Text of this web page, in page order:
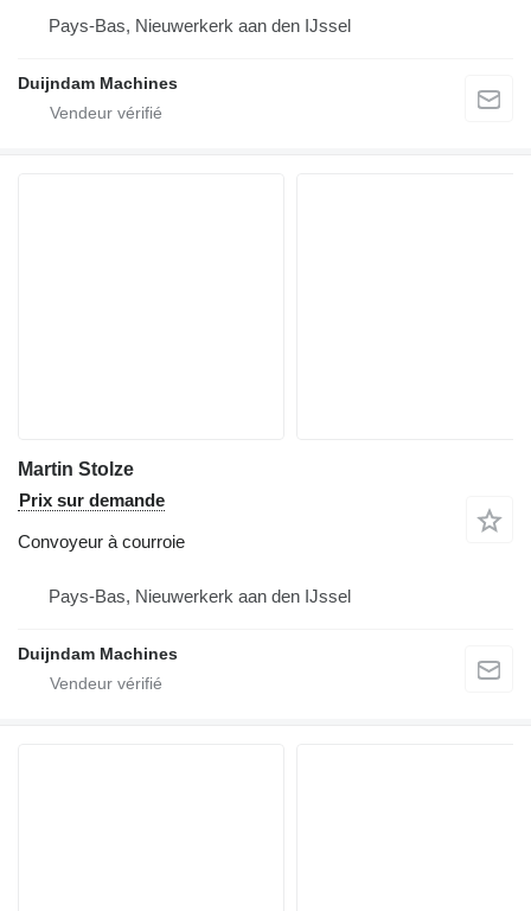
Pays-Bas, Nieuwerkerk aan den IJssel
Duijndam Machines
Martin Stolze
Prix sur demande
Convoyeur à courroie
Pays-Bas, Nieuwerkerk aan den IJssel
Duijndam Machines